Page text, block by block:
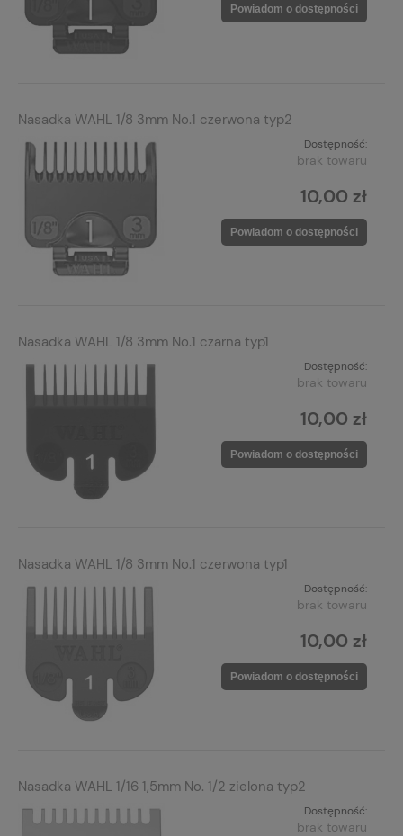
Powiadom o dostępności
Nasadka WAHL 1/8 3mm No.1 czerwona typ2
Dostępność:
brak towaru
10,00 zł
Powiadom o dostępności
Nasadka WAHL 1/8 3mm No.1 czarna typ1
Dostępność:
brak towaru
10,00 zł
Powiadom o dostępności
Nasadka WAHL 1/8 3mm No.1 czerwona typ1
Dostępność:
brak towaru
10,00 zł
Powiadom o dostępności
Nasadka WAHL 1/16 1,5mm No. 1/2 zielona typ2
Dostępność:
brak towaru